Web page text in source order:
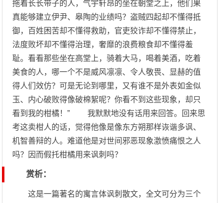
拖着长长带子的人，气宇轩昂的坐在朝堂之上，他们果
真能够建立伊尹、皋陶的业绩吗？盗贼四起却不懂得抵
御，百姓困苦却不懂得救助，官吏狡诈却不懂得禁止，
法度败坏却不懂得治理，奢靡的浪费粮食却不懂得羞
耻。看看那些坐在高堂上，骑着大马，喝着美酒，吃着
美食的人，哪一个不是威风凛凛、令人敬畏、显赫的值
得人们效仿？可是无论到哪里，又有谁不是外表如金似
玉、内心破败得像破棉絮呢？你看不到这些现象，却只
看到我的柑橘！” 我默默地没有话用来回答。回来思
考这卖柑人的话，觉得他像是像东方朔那样诙谐多讽、
机智善辩的人。难道他是对世间邪恶现象激愤痛恨之人
吗？因而假托柑橘用来讽刺吗？
赏析：
这是一篇著名的寓言体讽刺散文，全文可分为三个